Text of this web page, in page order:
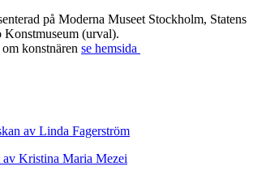
på Moderna Museet Stockholm, Statens
(urval).
konstnären se hemsida
av Linda Fagerström
av Kristina Maria Mezei